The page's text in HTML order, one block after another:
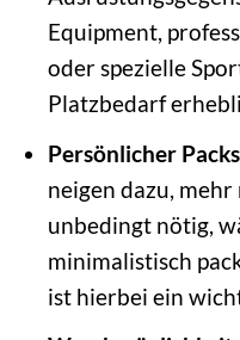
Equipment,
oder spezielle
Platzbedarf
Persönlicher
neigen dazu,
unbedingt nötig,
minimalistisch
ist hierbei ein